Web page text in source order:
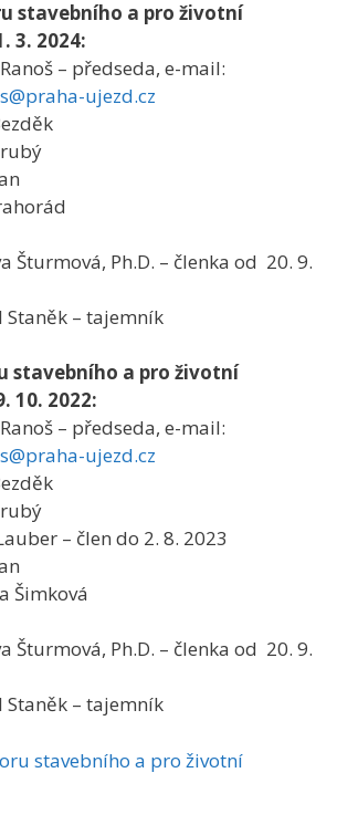
stavebního a pro životní
3. 2024:
– předseda, e-mail:
ujezd.cz
Šturmová, Ph.D. – členka od 20. 9.
Staněk – tajemník
stavebního a pro životní
10. 2022:
– předseda, e-mail:
ujezd.cz
– člen do 2. 8. 2023
Šimková
Šturmová, Ph.D. – členka od 20. 9.
Staněk – tajemník
stavebního a pro životní